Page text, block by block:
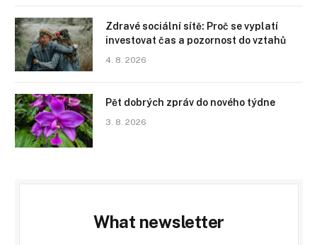
Zdravé sociální sítě: Proč se vyplatí
investovat čas a pozornost do vztahů
4. 8. 2026
Pět dobrých zpráv do nového týdne
3. 8. 2026
What newsletter